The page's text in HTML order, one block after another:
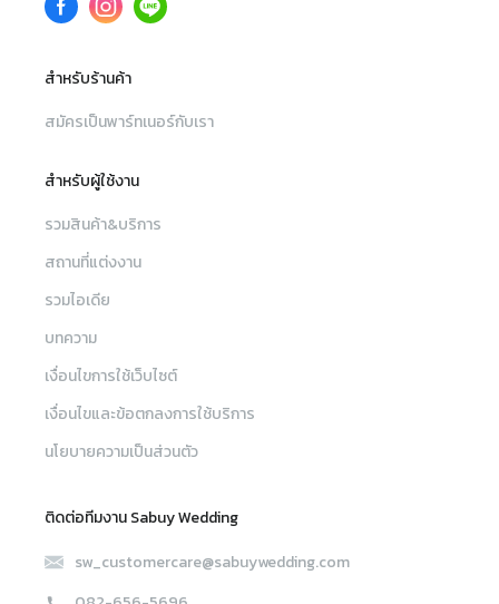
สำหรับร้านค้า
สมัครเป็นพาร์ทเนอร์กับเรา
สำหรับผู้ใช้งาน
รวมสินค้า&บริการ
สถานที่แต่งงาน
รวมไอเดีย
บทความ
เงื่อนไขการใช้เว็บไซต์
เงื่อนไขและข้อตกลงการใช้บริการ
นโยบายความเป็นส่วนตัว
ติดต่อทีมงาน Sabuy Wedding
sw_customercare@sabuywedding.com